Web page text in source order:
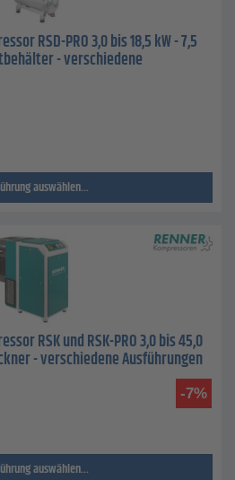
RSD-PRO 3,0 bis 18,5 kW - 7,5
- verschiedene
auswählen...
RSK und RSK-PRO 3,0 bis 45,0
- verschiedene Ausführungen
-7%
auswählen...